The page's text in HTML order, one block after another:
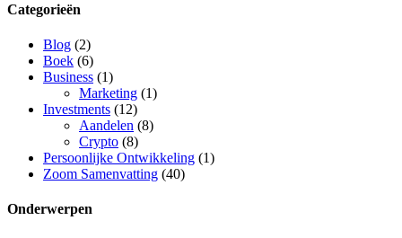
Categorieën
Blog (2)
Boek (6)
Business (1)
Marketing (1)
Investments (12)
Aandelen (8)
Crypto (8)
Persoonlijke Ontwikkeling (1)
Zoom Samenvatting (40)
Onderwerpen